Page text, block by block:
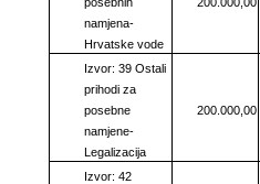
namjena-
Hrvatske vode
Izvor: 39 Ostali
prihodi za
posebne
namjene-
Legalizacija
200.000,00
Izvor: 42